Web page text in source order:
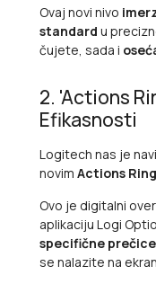
Ovaj novi nivo
standard u
čujete, sada i
2. 'Actions
Efikasnosti
Logitech nas je
novim Actions Ring
Ovo je digitalni
aplikaciju Logi
specifične prečice
se nalazite na